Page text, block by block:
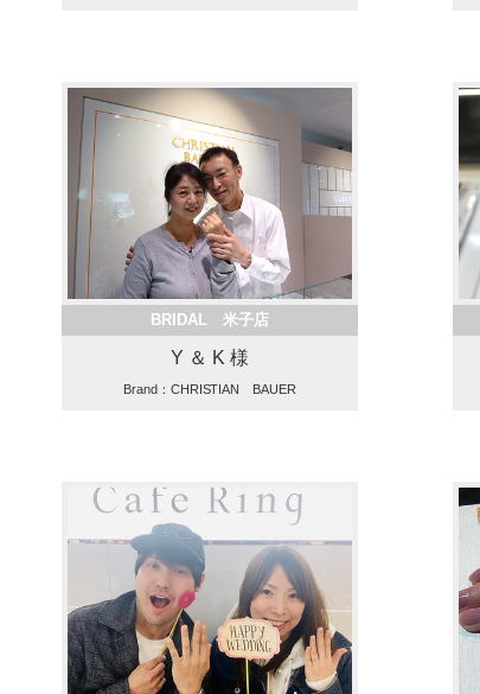
BRIDAL 米子店
Y ＆ K 様
Brand：CHRISTIAN BAUER